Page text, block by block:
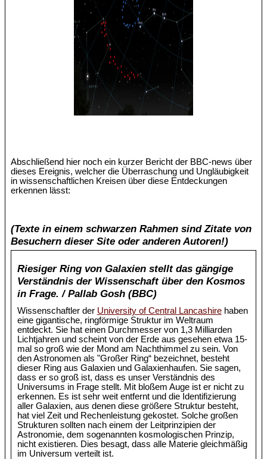
Abschließend hier noch ein kurzer Bericht der BBC-news über
dieses Ereignis, welcher die Überraschung und Ungläubigkeit
in wissenschaftlichen Kreisen über diese Entdeckungen
erkennen lässt:
(Texte in einem schwarzen Rahmen sind Zitate von
Besuchern dieser Site oder anderen Autoren!)
Riesiger Ring von Galaxien stellt das gängige
Verständnis der Wissenschaft über den Kosmos
in Frage. / Pallab Gosh (BBC)
Wissenschaftler der University of Central Lancashirehaben
eine gigantische, ringförmige Struktur im Weltraum
entdeckt. Sie hat einen Durchmesser von 1,3 Milliarden
Lichtjahren und scheint von der Erde aus gesehen etwa 15-
mal so groß wie der Mond am Nachthimmel zu sein. Von
den Astronomen als "Großer Ring“ bezeichnet, besteht
dieser Ring aus Galaxien und Galaxienhaufen. Sie sagen,
dass er so groß ist, dass es unser Verständnis des
Universums in Frage stellt. Mit bloßem Auge ist er nicht zu
erkennen. Es ist sehr weit entfernt und die Identifizierung
aller Galaxien, aus denen diese größere Struktur besteht,
hat viel Zeit und Rechenleistung gekostet. Solche großen
Strukturen sollten nach einem der Leitprinzipien der
Astronomie, dem sogenannten kosmologischen Prinzip,
nicht existieren. Dies besagt, dass alle Materie gleichmäßig
im Universum verteilt ist.